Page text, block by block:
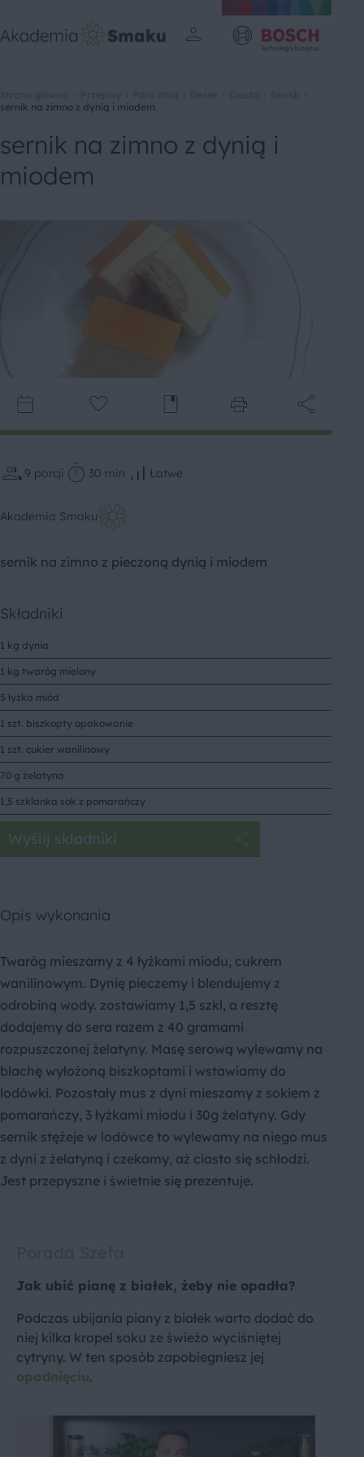
sernik na zimno z dynią i miodem
sernik na zimno z dynią i
miodem
9 porcji 30 min Łatwe
Akademia Smaku
sernik na zimno z pieczoną dynią i miodem
Składniki
1 kg dynia
1 kg twaróg mielony
5 łyżka miód
1 szt. biszkopty opakowanie
1 szt. cukier wanilinowy
70 g żelatyna
1,5 szklanka sok z pomarańczy
Wyślij składniki
Opis wykonania
Twaróg mieszamy z 4 łyżkami miodu, cukrem
wanilinowym. Dynię pieczemy i blendujemy z
odrobiną wody. zostawiamy 1,5 szkl, a resztę
dodajemy do sera razem z 40 gramami
rozpuszczonej żelatyny. Masę serową wylewamy na
blachę wyłożoną biszkoptami i wstawiamy do
lodówki. Pozostały mus z dyni mieszamy z sokiem z
pomarańczy, 3 łyżkami miodu i 30g żelatyny. Gdy
sernik stężeje w lodówce to wylewamy na niego mus
z dyni z żelatyną i czekamy, aż ciasto się schłodzi.
Jest przepyszne i świetnie się prezentuje.
Jak ubić pianę z białek, żeby nie opadła?
Podczas ubijania piany z białek warto dodać do
niej kilka kropel soku ze świeżo wyciśniętej
cytryny. W ten sposób zapobiegniesz jej
opadnięciu.